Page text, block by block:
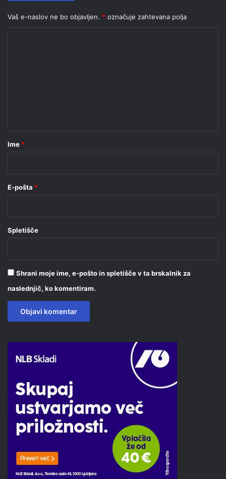
Vaš e-naslov ne bo objavljen. * označuje zahtevana polja
rIme *
E-pošta *
Spletišče
Shrani moje ime, e-pošto in spletišče v ta brskalnik za
naslednjič, ko komentiram.